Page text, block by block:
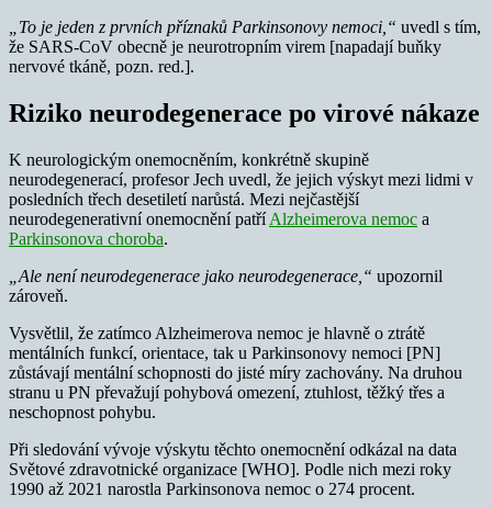
„To je jeden z prvních příznaků Parkinsonovy nemoci,“ uvedl s tím,
že SARS-CoV obecně je neurotropním virem [napadají buňky
nervové tkáně, pozn. red.].
Riziko neurodegenerace po virové nákaze
K neurologickým onemocněním, konkrétně skupině
neurodegenerací, profesor Jech uvedl, že jejich výskyt mezi lidmi v
posledních třech desetiletí narůstá. Mezi nejčastější
neurodegenerativní onemocnění patříAlzheimerova nemoc a
Parkinsonova choroba.
„Ale není neurodegenerace jako neurodegenerace,“ upozornil
zároveň.
Vysvětlil, že zatímco Alzheimerova nemoc je hlavně o ztrátě
mentálních funkcí, orientace, tak u Parkinsonovy nemoci [PN]
zůstávají mentální schopnosti do jisté míry zachovány. Na druhou
stranu u PN převažují pohybová omezení, ztuhlost, těžký třes a
neschopnost pohybu.
Při sledování vývoje výskytu těchto onemocnění odkázal na data
Světové zdravotnické organizace [WHO]. Podle nich mezi roky
1990 až 2021 narostla Parkinsonova nemoc o 274 procent.